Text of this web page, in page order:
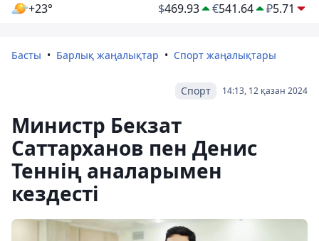
+23° $469.93 €541.64 ₽5.71
Басты Барлық жаңалықтар Спорт жаңалықтары
14:13, 12 қазан 2024
Спорт
Министр Бекзат
Саттарханов пен Денис
Теннің аналарымен
кездесті